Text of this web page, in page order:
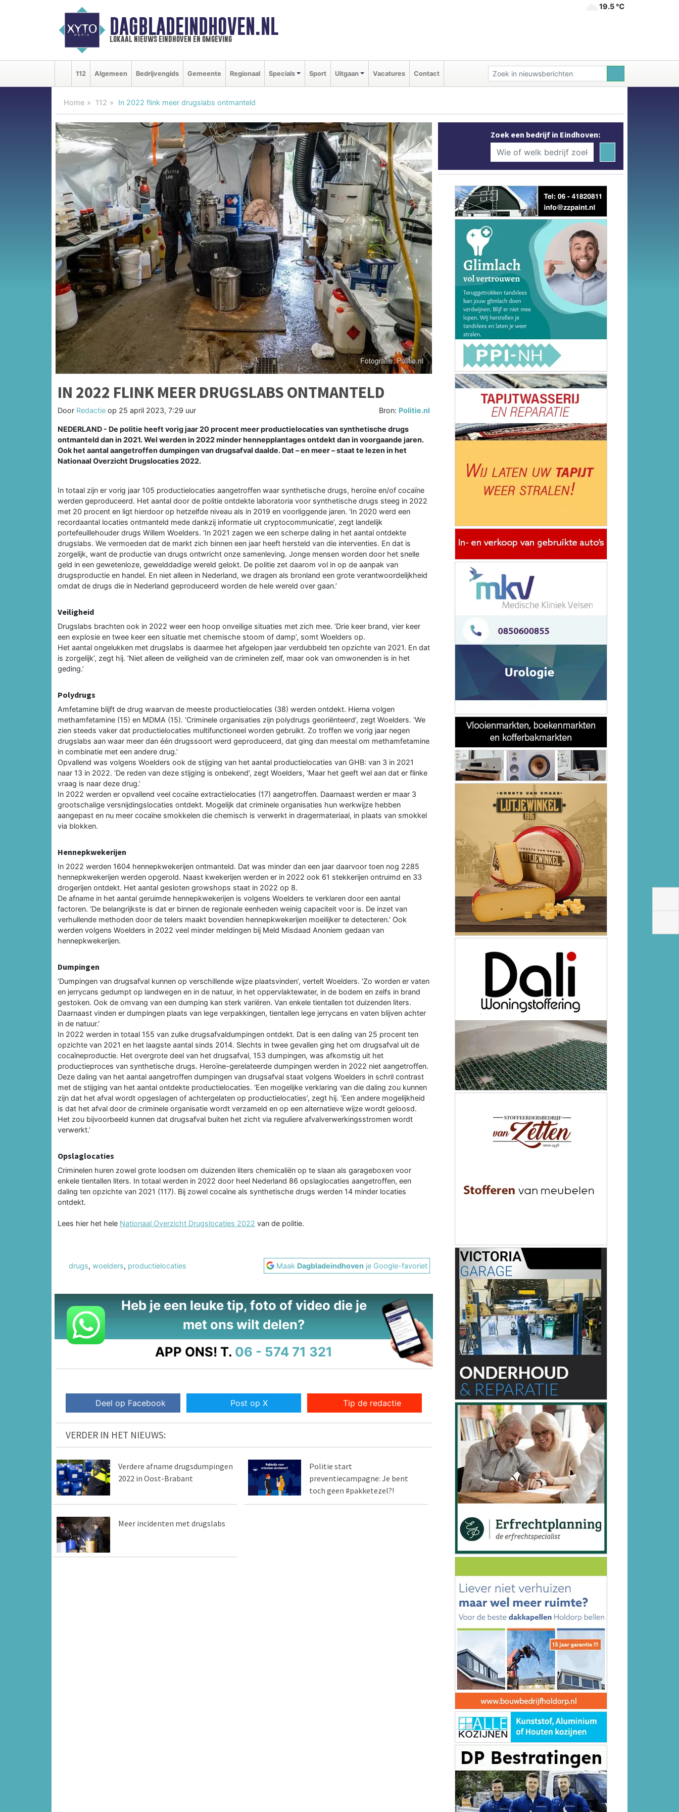
DAGBLADEINDHOVEN.NL
lokaal nieuws eindhoven en omgeving
19.5 ℃
112 Algemeen Bedrijvengids Gemeente Regionaal Specials Sport Uitgaan Vacatures Contact
Home 112 In 2022 flink meer drugslabs ontmanteld
IN 2022 FLINK MEER DRUGSLABS ONTMANTELD
Door Redactie op 25 april 2023, 7:29 uur Bron: Politie.nl
NEDERLAND - De politie heeft vorig jaar 20 procent meer productielocaties van synthetische drugs
ontmanteld dan in 2021. Wel werden in 2022 minder hennepplantages ontdekt dan in voorgaande jaren.
Ook het aantal aangetroffen dumpingen van drugsafval daalde. Dat – en meer – staat te lezen in het
Nationaal Overzicht Drugslocaties 2022.
In totaal zijn er vorig jaar 105 productielocaties aangetroffen waar synthetische drugs, heroïne en/of cocaïne
werden geproduceerd. Het aantal door de politie ontdekte laboratoria voor synthetische drugs steeg in 2022
met 20 procent en ligt hierdoor op hetzelfde niveau als in 2019 en voorliggende jaren. ‘In 2020 werd een
recordaantal locaties ontmanteld mede dankzij informatie uit cryptocommunicatie’, zegt landelijk
portefeuillehouder drugs Willem Woelders. ‘In 2021 zagen we een scherpe daling in het aantal ontdekte
drugslabs. We vermoeden dat de markt zich binnen een jaar heeft hersteld van die interventies. En dat is
zorgelijk, want de productie van drugs ontwricht onze samenleving. Jonge mensen worden door het snelle
geld in een gewetenloze, gewelddadige wereld gelokt. De politie zet daarom vol in op de aanpak van
drugsproductie en handel. En niet alleen in Nederland, we dragen als bronland een grote verantwoordelijkheid
omdat de drugs die in Nederland geproduceerd worden de hele wereld over gaan.’
Veiligheid
Drugslabs brachten ook in 2022 weer een hoop onveilige situaties met zich mee. ‘Drie keer brand, vier keer
een explosie en twee keer een situatie met chemische stoom of damp’, somt Woelders op.
Het aantal ongelukken met drugslabs is daarmee het afgelopen jaar verdubbeld ten opzichte van 2021. En dat
is zorgelijk’, zegt hij. ‘Niet alleen de veiligheid van de criminelen zelf, maar ook van omwonenden is in het
geding.’
Polydrugs
Amfetamine blijft de drug waarvan de meeste productielocaties (38) werden ontdekt. Hierna volgen
methamfetamine (15) en MDMA (15). ‘Criminele organisaties zijn polydrugs georiënteerd’, zegt Woelders. ‘We
zien steeds vaker dat productielocaties multifunctioneel worden gebruikt. Zo troffen we vorig jaar negen
drugslabs aan waar meer dan één drugssoort werd geproduceerd, dat ging dan meestal om methamfetamine
in combinatie met een andere drug.’
Opvallend was volgens Woelders ook de stijging van het aantal productielocaties van GHB: van 3 in 2021
naar 13 in 2022. ‘De reden van deze stijging is onbekend’, zegt Woelders, ‘Maar het geeft wel aan dat er flinke
vraag is naar deze drug.’
In 2022 werden er opvallend veel cocaïne extractielocaties (17) aangetroffen. Daarnaast werden er maar 3
grootschalige versnijdingslocaties ontdekt. Mogelijk dat criminele organisaties hun werkwijze hebben
aangepast en nu meer cocaïne smokkelen die chemisch is verwerkt in dragermateriaal, in plaats van smokkel
via blokken.
Hennepkwekerijen
In 2022 werden 1604 hennepkwekerijen ontmanteld. Dat was minder dan een jaar daarvoor toen nog 2285
hennepkwekerijen werden opgerold. Naast kwekerijen werden er in 2022 ook 61 stekkerijen ontruimd en 33
drogerijen ontdekt. Het aantal gesloten growshops staat in 2022 op 8.
De afname in het aantal geruimde hennepkwekerijen is volgens Woelders te verklaren door een aantal
factoren. ‘De belangrijkste is dat er binnen de regionale eenheden weinig capaciteit voor is. De inzet van
verhullende methoden door de telers maakt bovendien hennepkwekerijen moeilijker te detecteren.’ Ook
werden volgens Woelders in 2022 veel minder meldingen bij Meld Misdaad Anoniem gedaan van
hennepkwekerijen.
Dumpingen
‘Dumpingen van drugsafval kunnen op verschillende wijze plaatsvinden’, vertelt Woelders. ‘Zo worden er vaten
en jerrycans gedumpt op landwegen en in de natuur, in het oppervlaktewater, in de bodem en zelfs in brand
gestoken. Ook de omvang van een dumping kan sterk variëren. Van enkele tientallen tot duizenden liters.
Daarnaast vinden er dumpingen plaats van lege verpakkingen, tientallen lege jerrycans en vaten blijven achter
in de natuur.’
In 2022 werden in totaal 155 van zulke drugsafvaldumpingen ontdekt. Dat is een daling van 25 procent ten
opzichte van 2021 en het laagste aantal sinds 2014. Slechts in twee gevallen ging het om drugsafval uit de
cocaïneproductie. Het overgrote deel van het drugsafval, 153 dumpingen, was afkomstig uit het
productieproces van synthetische drugs. Heroïne-gerelateerde dumpingen werden in 2022 niet aangetroffen.
Deze daling van het aantal aangetroffen dumpingen van drugsafval staat volgens Woelders in schril contrast
met de stijging van het aantal ontdekte productielocaties. ‘Een mogelijke verklaring van die daling zou kunnen
zijn dat het afval wordt opgeslagen of achtergelaten op productielocaties’, zegt hij. ‘Een andere mogelijkheid
is dat het afval door de criminele organisatie wordt verzameld en op een alternatieve wijze wordt geloosd.
Het zou bijvoorbeeld kunnen dat drugsafval buiten het zicht via reguliere afvalverwerkingsstromen wordt
verwerkt.’
Opslaglocaties
Criminelen huren zowel grote loodsen om duizenden liters chemicaliën op te slaan als garageboxen voor
enkele tientallen liters. In totaal werden in 2022 door heel Nederland 86 opslaglocaties aangetroffen, een
daling ten opzichte van 2021 (117). Bij zowel cocaïne als synthetische drugs werden 14 minder locaties
ontdekt.
Lees hier het hele Nationaal Overzicht Drugslocaties 2022 van de politie.
drugs, woelders, productielocaties Maak Dagbladeindhoven je Google-favoriet
Heb je een leuke tip, foto of video die je
met ons wilt delen?
APP ONS! T. 06 - 574 71 321
Deel op Facebook Post op X Tip de redactie
VERDER IN HET NIEUWS:
Verdere afname drugsdumpingen
2022 in Oost-Brabant
Politie start
preventiecampagne: Je bent
toch geen #pakketezel?!
Meer incidenten met drugslabs
Zoek een bedrijf in Eindhoven: